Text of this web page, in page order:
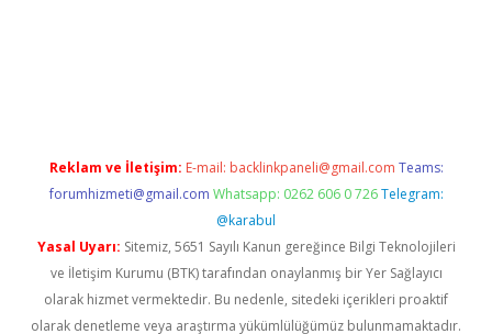
Reklam ve İletişim: E-mail: backlinkpaneli@gmail.com Teams:
forumhizmeti@gmail.com Whatsapp: 0262 606 0 726 Telegram:
@karabul
Yasal Uyarı: Sitemiz, 5651 Sayılı Kanun gereğince Bilgi Teknolojileri
ve İletişim Kurumu (BTK) tarafından onaylanmış bir Yer Sağlayıcı
olarak hizmet vermektedir. Bu nedenle, sitedeki içerikleri proaktif
olarak denetleme veya araştırma yükümlülüğümüz bulunmamaktadır.